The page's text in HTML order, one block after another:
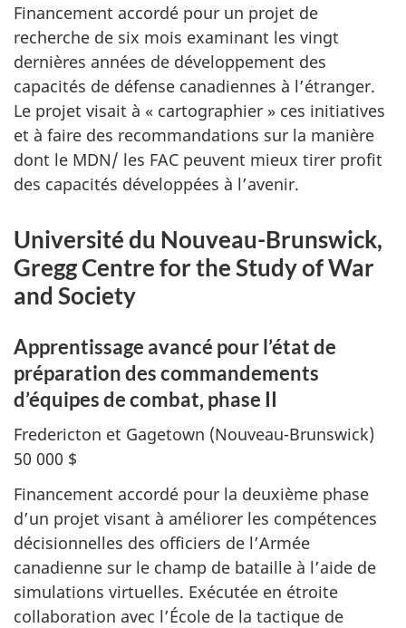
Financement accordé pour un projet de
recherche de six mois examinant les vingt
dernières années de développement des
capacités de défense canadiennes à l’étranger.
Le projet visait à « cartographier » ces initiatives
et à faire des recommandations sur la manière
dont le MDN/ les FAC peuvent mieux tirer profit
des capacités développées à l’avenir.
Université du Nouveau-Brunswick,
Gregg Centre for the Study of War
and Society
Apprentissage avancé pour l’état de
préparation des commandements
d’équipes de combat, phase II
Fredericton et Gagetown (Nouveau-Brunswick)
50 000 $
Financement accordé pour la deuxième phase
d’un projet visant à améliorer les compétences
décisionnelles des officiers de l’Armée
canadienne sur le champ de bataille à l’aide de
simulations virtuelles. Exécutée en étroite
collaboration avec l’École de la tactique de